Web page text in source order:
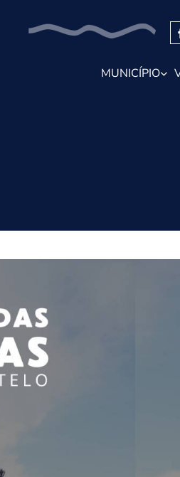
MUNICÍPIO